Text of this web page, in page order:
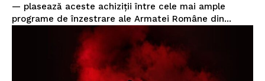
— plasează aceste achiziții între cele mai ample
programe de înzestrare ale Armatei Române din...